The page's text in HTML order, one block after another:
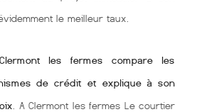
le meilleur taux.
les fermes compare les
de crédit et explique à son
. A Clermont les fermes Le courtier